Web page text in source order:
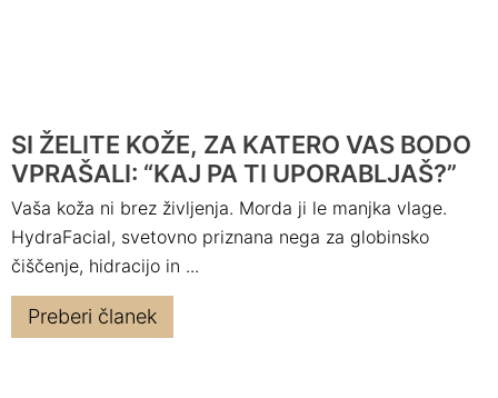
SI ŽELITE KOŽE, ZA KATERO VAS BODO
VPRAŠALI: “KAJ PA TI UPORABLJAŠ?”
Vaša koža ni brez življenja. Morda ji le manjka vlage.
HydraFacial, svetovno priznana nega za globinsko
čiščenje, hidracijo in ...
Preberi članek